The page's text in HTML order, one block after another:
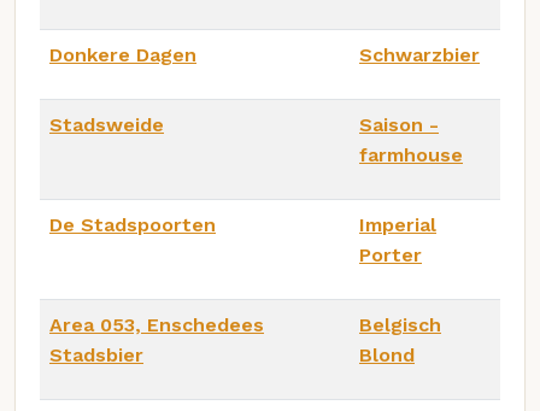
Donkere Dagen Schwarzbier
Stadsweide
Saison -
farmhouse
De Stadspoorten
Imperial
Porter
Area 053, Enschedees
Stadsbier
Belgisch
Blond